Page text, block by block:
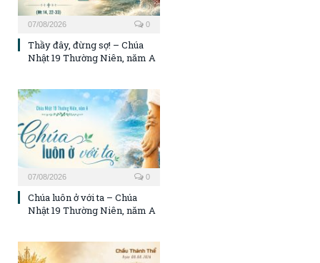
07/08/2026 0
Thầy đây, đừng sợ! – Chúa
Nhật 19 Thường Niên, năm A
07/08/2026 0
Chúa luôn ở với ta – Chúa
Nhật 19 Thường Niên, năm A